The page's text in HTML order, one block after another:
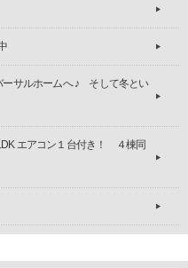
ーサルホームへ ♪ そして冬とい
エアコン１台付き！ ４棟同